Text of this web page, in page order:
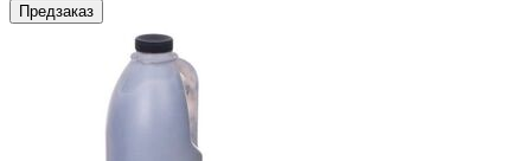
Предзаказ